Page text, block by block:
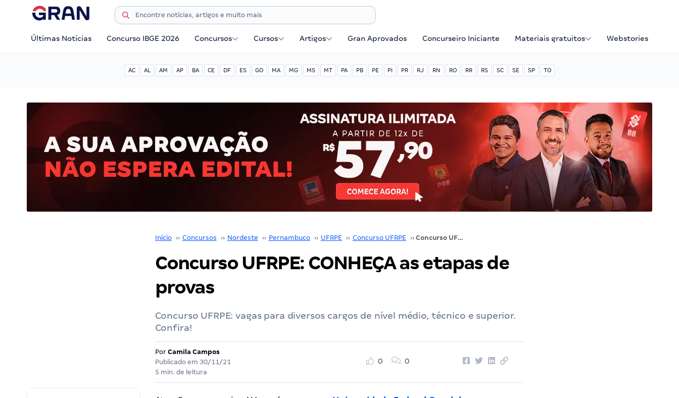
Últimas Notícias Concurso IBGE 2026 Concursos Cursos Artigos Gran Aprovados Concurseiro Iniciante Materiais gratuitos Webstories
AC AL AM AP BA CE DF ES GO MA MG MS MT PA PB PE PI PR RJ RN RO RR RS SC SE SP TO
Início ›› Concursos ›› Nordeste ›› Pernambuco ›› UFRPE ›› Concurso UFRPE ›› Concurso UFRPE: CONHEÇA as etapas de provas
Concurso UFRPE: CONHEÇA as etapas de
provas
Concurso UFRPE: vagas para diversos cargos de nível médio, técnico e superior.
Confira!
Por Camila Campos
Publicado em 30/11/21
5 min. de leitura
0 0